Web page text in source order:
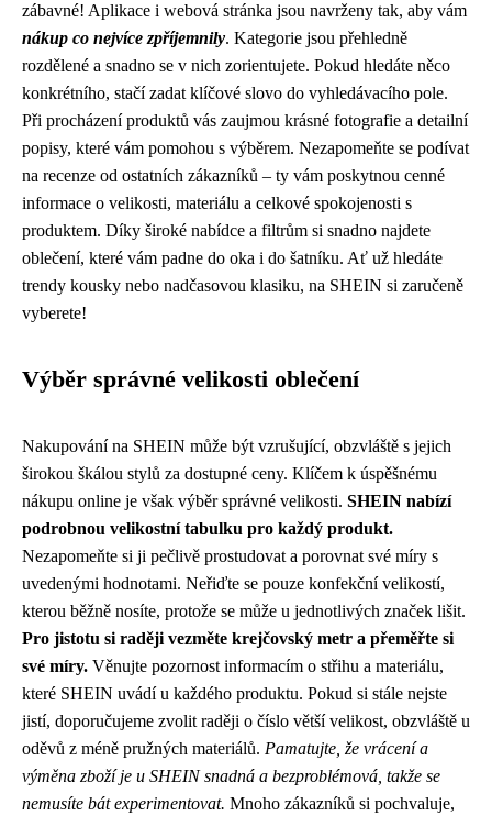
zábavné! Aplikace i webová stránka jsou navrženy tak, aby vám
nákup co nejvíce zpříjemnily. Kategorie jsou přehledně
rozdělené a snadno se v nich zorientujete. Pokud hledáte něco
konkrétního, stačí zadat klíčové slovo do vyhledávacího pole.
Při procházení produktů vás zaujmou krásné fotografie a detailní
popisy, které vám pomohou s výběrem. Nezapomeňte se podívat
na recenze od ostatních zákazníků – ty vám poskytnou cenné
informace o velikosti, materiálu a celkové spokojenosti s
produktem. Díky široké nabídce a filtrům si snadno najdete
oblečení, které vám padne do oka i do šatníku. Ať už hledáte
trendy kousky nebo nadčasovou klasiku, na SHEIN si zaručeně
vyberete!
Výběr správné velikosti oblečení
Nakupování na SHEIN může být vzrušující, obzvláště s jejich
širokou škálou stylů za dostupné ceny. Klíčem k úspěšnému
nákupu online je však výběr správné velikosti. SHEIN nabízí
podrobnou velikostní tabulku pro každý produkt.
Nezapomeňte si ji pečlivě prostudovat a porovnat své míry s
uvedenými hodnotami. Neřiďte se pouze konfekční velikostí,
kterou běžně nosíte, protože se může u jednotlivých značek lišit.
Pro jistotu si raději vezměte krejčovský metr a přeměřte si
své míry. Věnujte pozornost informacím o střihu a materiálu,
které SHEIN uvádí u každého produktu. Pokud si stále nejste
jistí, doporučujeme zvolit raději o číslo větší velikost, obzvláště u
oděvů z méně pružných materiálů. Pamatujte, že vrácení a
výměna zboží je u SHEIN snadná a bezproblémová, takže se
nemusíte bát experimentovat. Mnoho zákazníků si pochvaluje,